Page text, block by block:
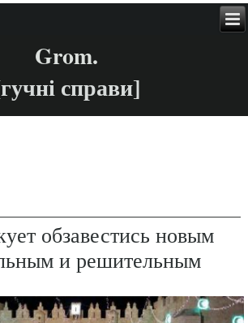
Grom.
справи]
обзавестись новым
и решительным